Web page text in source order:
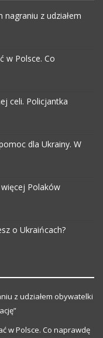
z udziałem
w Polsce. Co
celi. Policjantka
dla Ukrainy. W
więcej Polaków
o Ukraińcach?
z udziałem obywatelki
w Polsce. Co naprawdę